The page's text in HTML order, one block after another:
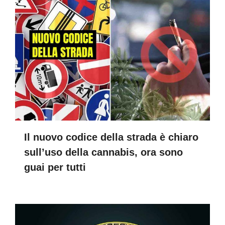
Il nuovo codice della strada è chiaro
sull’uso della cannabis, ora sono
guai per tutti